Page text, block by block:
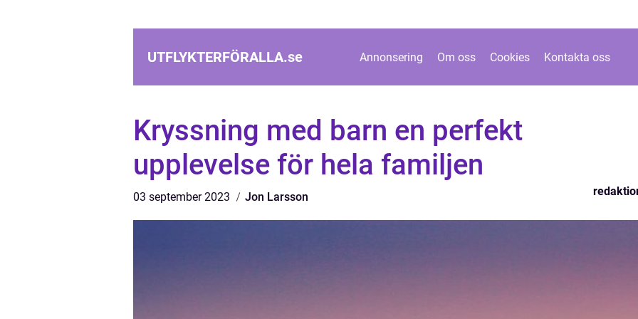
UTFLYKTERFÖRALLA.se Annonsering Om oss Cookies Kontakta oss
Kryssning med barn en perfekt
upplevelse för hela familjen
03 september 2023 Jon Larsson